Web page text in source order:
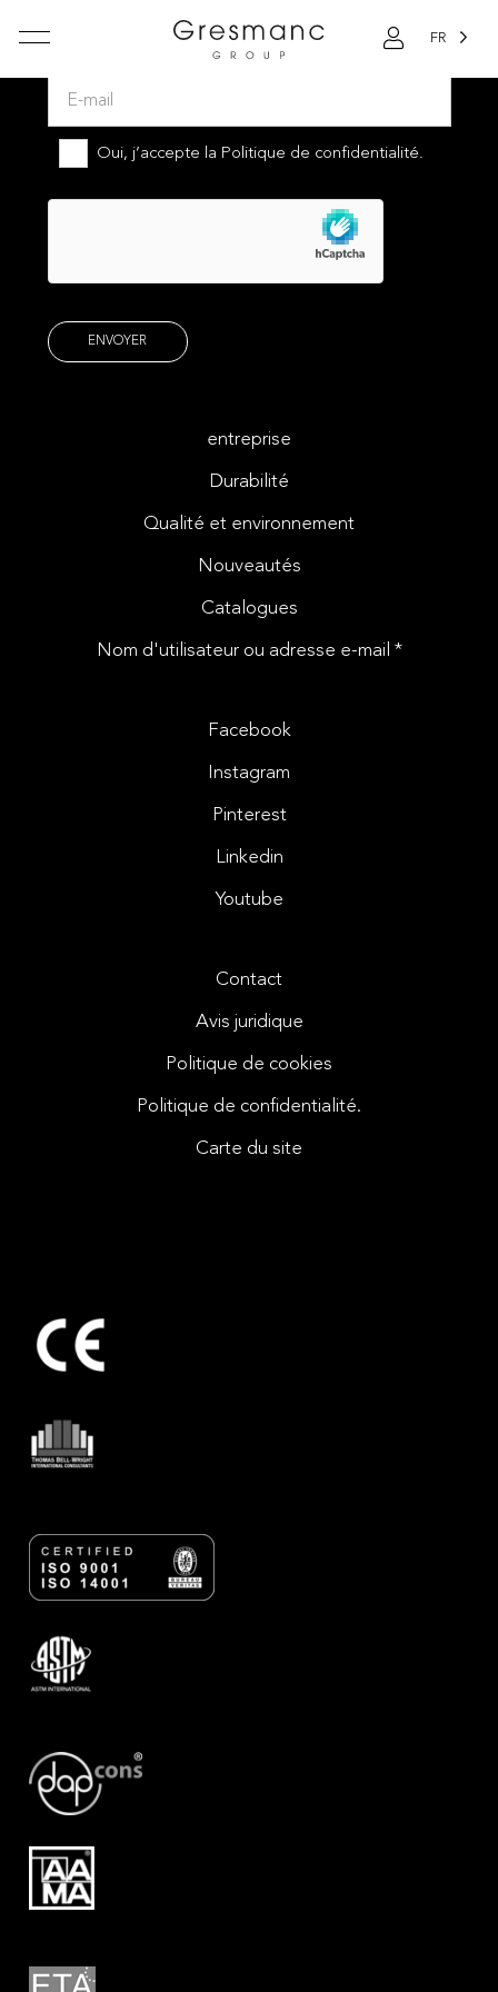
FR
Abonnez-vous à notre newsletter
Oui, j’accepte la Politique de confidentialité.
entreprise
Durabilité
Qualité et environnement
Nouveautés
Catalogues
Nom d'utilisateur ou adresse e-mail *
Facebook
Instagram
Pinterest
Linkedin
Youtube
Contact
Avis juridique
Politique de cookies
Politique de confidentialité.
Carte du site